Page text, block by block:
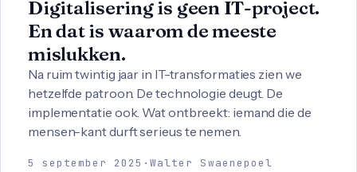
Digitalisering is geen IT-project.
En dat is waarom de meeste
mislukken.
Na ruim twintig jaar in IT-transformaties zien we
hetzelfde patroon. De technologie deugt. De
implementatie ook. Wat ontbreekt: iemand die de
mensen-kant durft serieus te nemen.
5 september 2025 ·Walter Swaenepoel